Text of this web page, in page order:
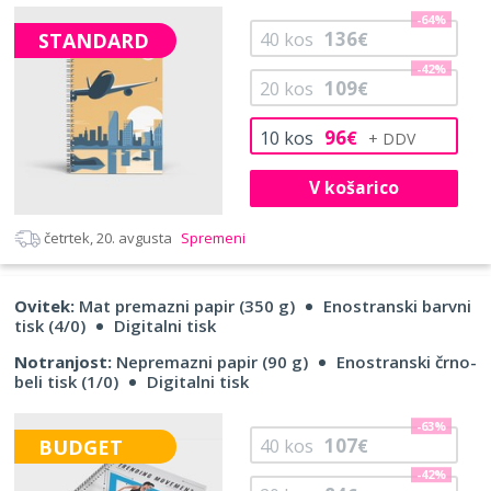
STANDARD
10 kos 96€
20 kos 109€
-42%
40 kos 136€
-64%
V košarico
četrtek, 20. avgusta Spremeni
Ovitek: Mat premazni papir (350 g)
Enostranski barvni
tisk (4/0)
Digitalni tisk
Notranjost: Nepremazni papir (90 g)
Enostranski črno-
beli tisk (1/0)
Digitalni tisk
BUDGET
-42%
40 kos 107€
-63%